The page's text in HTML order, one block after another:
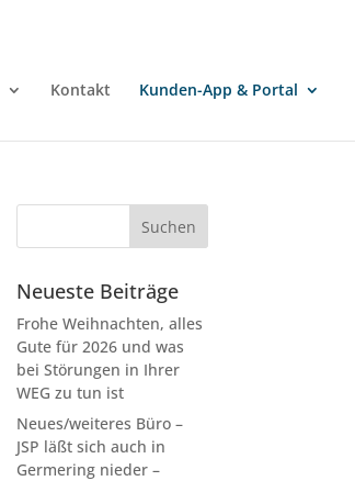
Kontakt Kunden-App & Portal
Neueste Beiträge
Frohe Weihnachten, alles
Gute für 2026 und was
bei Störungen in Ihrer
WEG zu tun ist
Neues/weiteres Büro –
JSP läßt sich auch in
Germering nieder –